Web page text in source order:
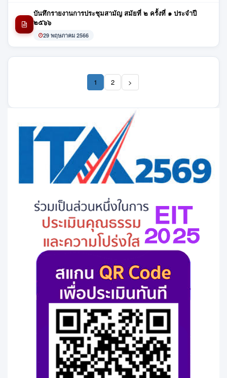
บันทึกรายงานการประชุมสามัญ สมัยที่ ๒ ครั้งที่ ๑ ประจำปี
๒๕๖๖
29 พฤษภาคม 2566
1 (current)
2 >